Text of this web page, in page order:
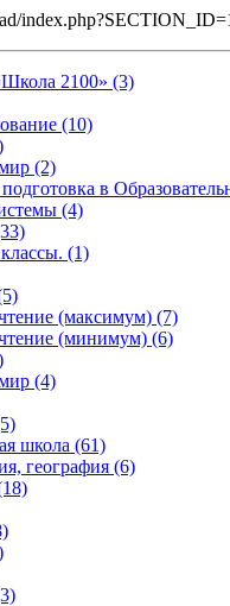
2100» (3)
(10)
(2)
в
(4)
(1)
(максимум) (7)
(минимум) (6)
(4)
школа (61)
география (6)